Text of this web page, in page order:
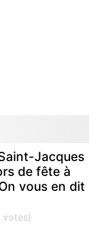
Jacques
de fête à
vous en dit